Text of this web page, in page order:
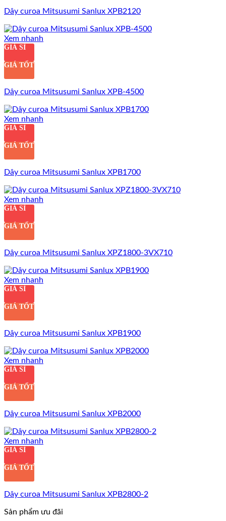
Dây curoa Mitsusumi Sanlux XPB2120
Xem nhanh
GIÁ SỈ
GIÁ TỐT
Dây curoa Mitsusumi Sanlux XPB-4500
Xem nhanh
GIÁ SỈ
GIÁ TỐT
Dây curoa Mitsusumi Sanlux XPB1700
Xem nhanh
GIÁ SỈ
GIÁ TỐT
Dây curoa Mitsusumi Sanlux XPZ1800-3VX710
Xem nhanh
GIÁ SỈ
GIÁ TỐT
Dây curoa Mitsusumi Sanlux XPB1900
Xem nhanh
GIÁ SỈ
GIÁ TỐT
Dây curoa Mitsusumi Sanlux XPB2000
Xem nhanh
GIÁ SỈ
GIÁ TỐT
Dây curoa Mitsusumi Sanlux XPB2800-2
Sản phẩm ưu đãi